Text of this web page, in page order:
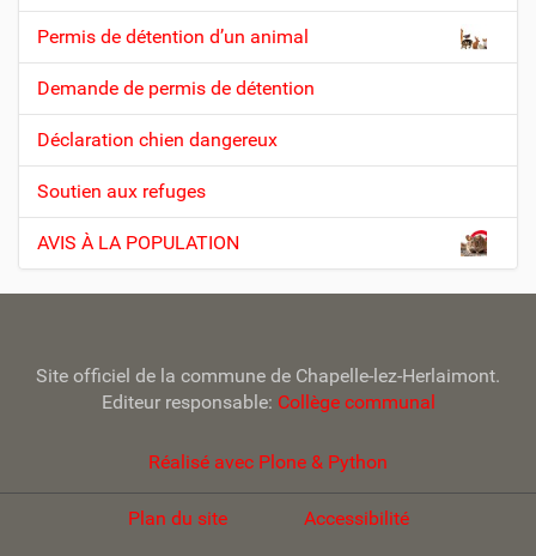
n
Permis de détention d’un animal
Demande de permis de détention
Déclaration chien dangereux
Soutien aux refuges
AVIS À LA POPULATION
Site officiel de la commune de Chapelle-lez-Herlaimont.
Editeur responsable: Collège communal
Réalisé avec Plone & Python
Plan du site Accessibilité